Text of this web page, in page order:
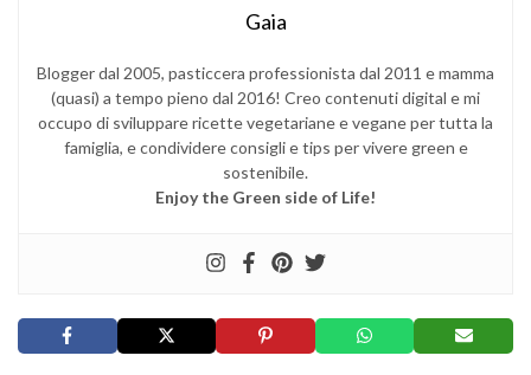
Gaia
Blogger dal 2005, pasticcera professionista dal 2011 e mamma
(quasi) a tempo pieno dal 2016! Creo contenuti digital e mi
occupo di sviluppare ricette vegetariane e vegane per tutta la
famiglia, e condividere consigli e tips per vivere green e
sostenibile.
Enjoy the Green side of Life!